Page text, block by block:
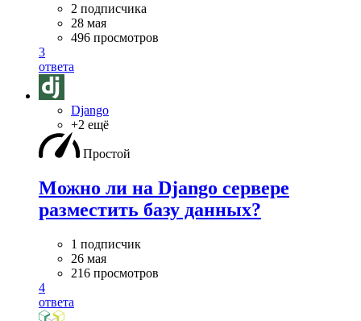
2 подписчика
28 мая
496 просмотров
3
ответа
Django
+2 ещё
Простой
Можно ли на Django сервере
разместить базу данных?
1 подписчик
26 мая
216 просмотров
4
ответа